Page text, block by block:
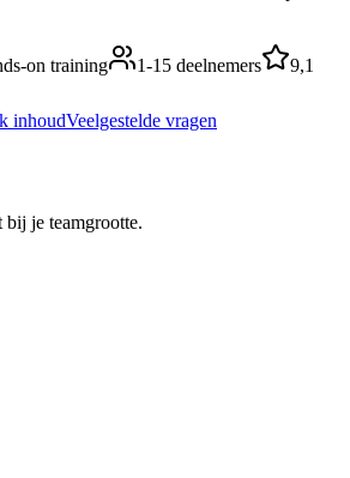
on training 1-15 deelnemers
9,1
inhoudVeelgestelde vragen
bij je teamgrootte.